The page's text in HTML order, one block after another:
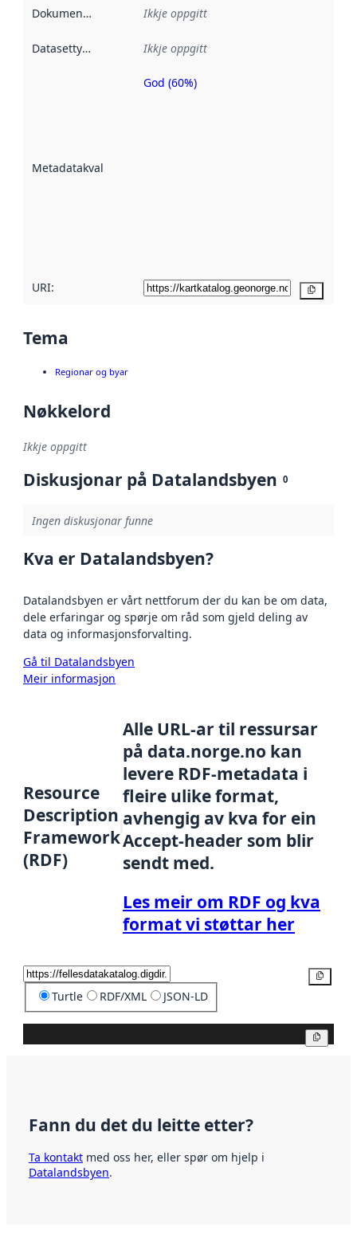
Dokumentasjon Ikkje oppgitt
Datasettype Ikkje oppgitt
Metadatakvalitet
Metadatakvalitet
God (60%)
URI:
Tema
Regionar og byar
Nøkkelord
Ikkje oppgitt
Diskusjonar på Datalandsbyen 0
Ingen diskusjonar funne
Kva er Datalandsbyen?
Datalandsbyen er vårt nettforum der du kan be om data,
dele erfaringar og spørje om råd som gjeld deling av
data og informasjonsforvalting.
Gå til Datalandsbyen
Meir informasjon
Resource
Description
Framework
(RDF)
Alle URL-ar til ressursar
på data.norge.no kan
levere RDF-metadata i
fleire ulike format,
avhengig av kva for ein
Accept-header som blir
sendt med.
Les meir om RDF og kva
format vi støttar her
Turtle RDF/XML JSON-LD
Fann du det du leitte etter?
Ta kontakt med oss her, eller spør om hjelp i
Datalandsbyen.